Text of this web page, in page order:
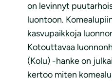
on levinnyt
luontoon.
kasvupaikkoja
Kotouttavaa
(Kolu) -hanke on
kertoo miten